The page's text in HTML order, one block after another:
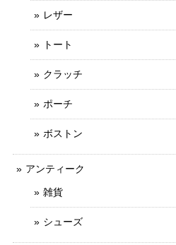
レザー
トート
クラッチ
ポーチ
ボストン
アンティーク
雑貨
シューズ